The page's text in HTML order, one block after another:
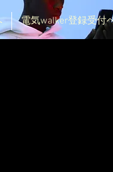
電気walker登録受付